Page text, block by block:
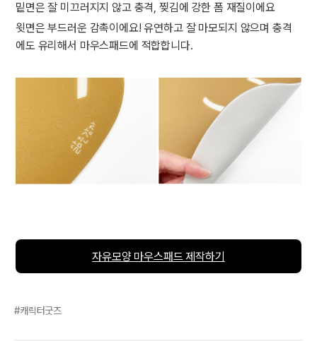
밑면은 잘 미끄러지지 않고 충격, 찢김에 강한 폼 재질이에요
윗면은 부드러운 감촉이에요! 유연하고 잘 마모되지 않으며 충격
에도 유리해서 마우스패드에 적합합니다.
자유모양 마우스패드 제작하기
캐릭터굿즈